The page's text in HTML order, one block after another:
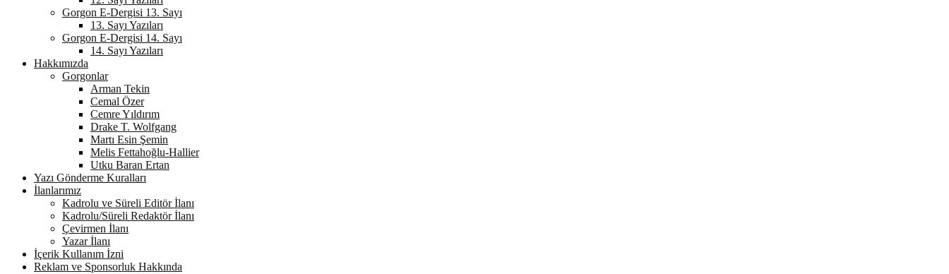
Gorgon E-Dergisi 13. Sayı
13. Sayı Yazıları
Gorgon E-Dergisi 14. Sayı
14. Sayı Yazıları
Hakkımızda
Gorgonlar
Arman Tekin
Cemal Özer
Cemre Yıldırım
Drake T. Wolfgang
Martı Esin Şemin
Melis Fettahoğlu-Hallier
Utku Baran Ertan
Yazı Gönderme Kuralları
İlanlarımız
Kadrolu ve Süreli Editör İlanı
Kadrolu/Süreli Redaktör İlanı
Çevirmen İlanı
Yazar İlanı
İçerik Kullanım İzni
Reklam ve Sponsorluk Hakkında